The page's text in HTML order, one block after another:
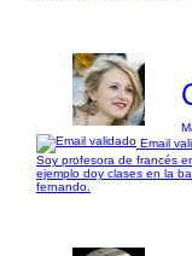
Email
Soy profesora de francés
ejemplo doy clases en la
fernando.